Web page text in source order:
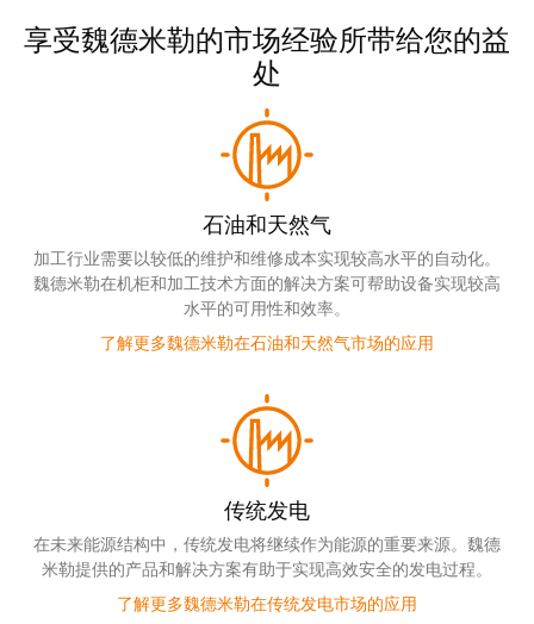
享受魏德米勒的市场经验所带给您的益
处
石油和天然气
加工行业需要以较低的维护和维修成本实现较高水平的自动化。
魏德米勒在机柜和加工技术方面的解决方案可帮助设备实现较高
水平的可用性和效率。
了解更多魏德米勒在石油和天然气市场的应用
传统发电
在未来能源结构中，传统发电将继续作为能源的重要来源。魏德
米勒提供的产品和解决方案有助于实现高效安全的发电过程。
了解更多魏德米勒在传统发电市场的应用